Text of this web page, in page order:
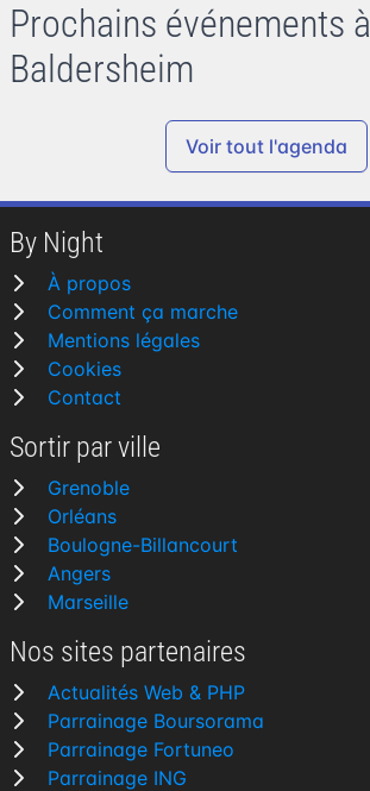
Prochains événements à
Baldersheim
Voir tout l'agenda
By Night
À propos
Comment ça marche
Mentions légales
Cookies
Contact
Sortir par ville
Grenoble
Orléans
Boulogne-Billancourt
Angers
Marseille
Nos sites partenaires
Actualités Web & PHP
Parrainage Boursorama
Parrainage Fortuneo
Parrainage ING